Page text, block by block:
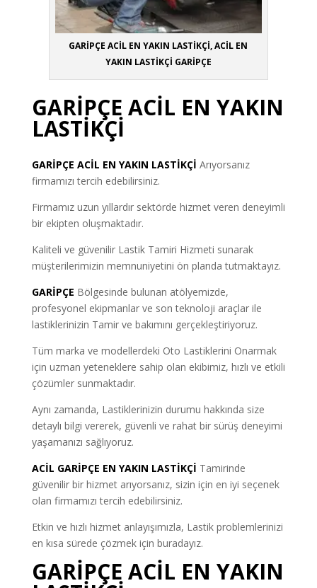
GARİPÇE ACİL EN YAKIN LASTİKÇİ, ACİL EN
YAKIN LASTİKÇİ GARİPÇE
GARİPÇE ACİL EN YAKIN
LASTİKÇİ
GARİPÇE ACİL EN YAKIN LASTİKÇİ Arıyorsanız
firmamızı tercih edebilirsiniz.
Firmamız uzun yıllardır sektörde hizmet veren deneyimli
bir ekipten oluşmaktadır.
Kaliteli ve güvenilir Lastik Tamiri Hizmeti sunarak
müşterilerimizin memnuniyetini ön planda tutmaktayız.
GARİPÇE Bölgesinde bulunan atölyemizde,
profesyonel ekipmanlar ve son teknoloji araçlar ile
lastiklerinizin Tamir ve bakımını gerçekleştiriyoruz.
Tüm marka ve modellerdeki Oto Lastiklerini Onarmak
için uzman yeteneklere sahip olan ekibimiz, hızlı ve etkili
çözümler sunmaktadır.
Aynı zamanda, Lastiklerinizin durumu hakkında size
detaylı bilgi vererek, güvenli ve rahat bir sürüş deneyimi
yaşamanızı sağlıyoruz.
ACİL GARİPÇE EN YAKIN LASTİKÇİ Tamirinde
güvenilir bir hizmet arıyorsanız, sizin için en iyi seçenek
olan firmamızı tercih edebilirsiniz.
Etkin ve hızlı hizmet anlayışımızla, Lastik problemlerinizi
en kısa sürede çözmek için buradayız.
GARİPÇE ACİL EN YAKIN